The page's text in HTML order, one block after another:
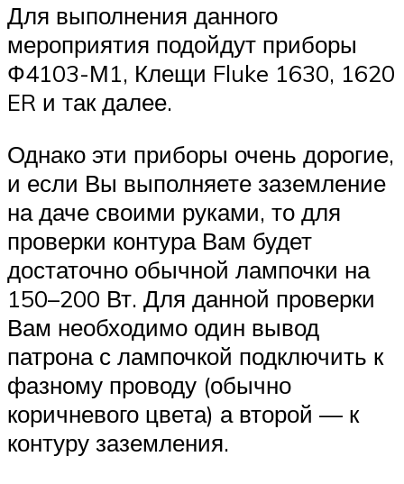
Для выполнения данного
мероприятия подойдут приборы
Ф4103-М1, Клещи Fluke 1630, 1620
ER и так далее.
Однако эти приборы очень дорогие,
и если Вы выполняете заземление
на даче своими руками, то для
проверки контура Вам будет
достаточно обычной лампочки на
150–200 Вт. Для данной проверки
Вам необходимо один вывод
патрона с лампочкой подключить к
фазному проводу (обычно
коричневого цвета) а второй — к
контуру заземления.